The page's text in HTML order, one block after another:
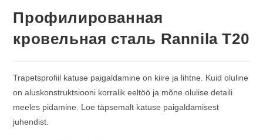
Профилированная
кровельная сталь Rannila T20
Trapetsprofiil katuse paigaldamine on kiire ja lihtne. Kuid oluline
on aluskonstruktsiooni korralik eeltöö ja mõne olulise detaili
meeles pidamine. Loe täpsemalt katuse paigaldamisest
juhendist.